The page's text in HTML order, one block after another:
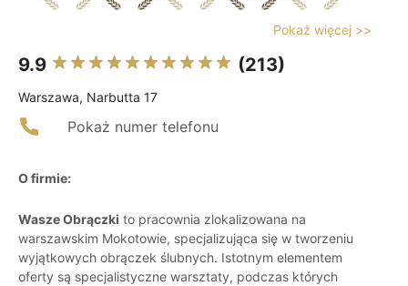
Pokaż więcej >>
9.9 (213)
Warszawa, Narbutta 17
Pokaż numer telefonu
O firmie:
Wasze Obrączki to pracownia zlokalizowana na
warszawskim Mokotowie, specjalizująca się w tworzeniu
wyjątkowych obrączek ślubnych. Istotnym elementem
oferty są specjalistyczne warsztaty, podczas których